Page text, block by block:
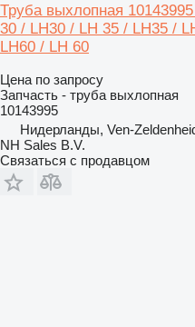
Труба выхлопная
30 / LH30 / LH 35 / LH35 /
LH60 / LH 60
Цена по запросу
Запчасть - труба выхлопная
10143995
Нидерланды, Ven-
NH Sales B.V.
Связаться с продавцом